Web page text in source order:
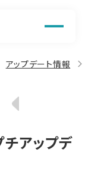
アップデート情報
アップデ